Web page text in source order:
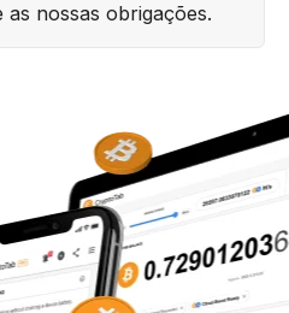
nossas obrigações.